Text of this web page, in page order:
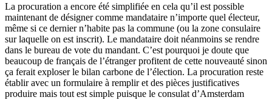
La procuration a encore été simplifiée en cela qu’il est possible
maintenant de désigner comme mandataire n’importe quel électeur,
même si ce dernier n’habite pas la commune (ou la zone consulaire
sur laquelle on est inscrit). Le mandataire doit néanmoins se rendre
dans le bureau de vote du mandant. C’est pourquoi je doute que
beaucoup de français de l’étranger profitent de cette nouveauté sinon
ça ferait exploser le bilan carbone de l’élection. La procuration reste
établir avec un formulaire à remplir et des pièces justificatives
produire mais tout est simple puisque le consulat d’Amsterdam